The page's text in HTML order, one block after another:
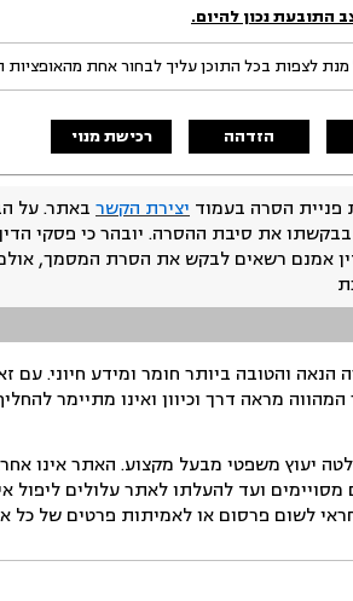
התובעת נכון להיום.
מנת לצפות בכל התוכן עליך לבחור אחת
הזדהה רכישת מנוי
הסרה בעמוד יצירת הקשר באתר. על
בבקשתו את סיבת ההסרה. יובהר כי פסקי
אמנם רשאים לבקש את הסרת המסמך,
והטובה ביותר חומר ומידע חיוני.
מראה דרך וכיוון ואינו מתיימר
יעוץ משפטי מבעל מקצוע. האתר אינו
ועד להעלתו לאתר עלולים ליפול
לשום פרסום או לאמיתות פרטים של כל